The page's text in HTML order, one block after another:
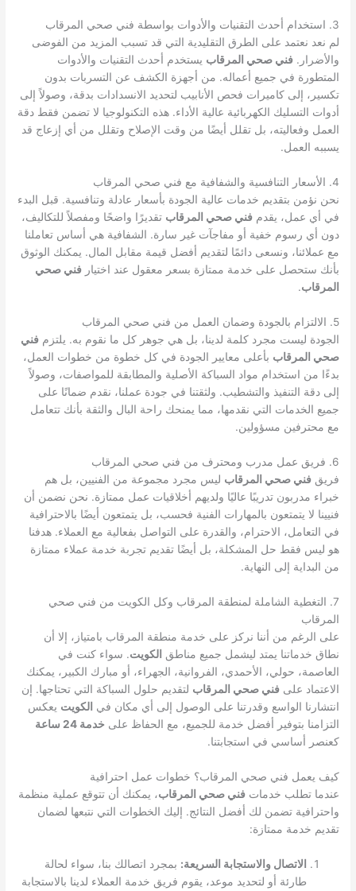
3. استخدام أحدث التقنيات والأدوات بواسطة فني صحي المرقاب
لم نعد نعتمد على الطرق التقليدية التي قد تسبب المزيد من الفوضى
والأضرار.فني صحي المرقاب يستخدم أحدث التقنيات والأدوات
المتطورة في جميع أعماله. من أجهزة الكشف عن التسربات بدون
تكسير، إلى كاميرات فحص الأنابيب لتحديد الانسدادات بدقة، وصولاً إلى
أدوات التسليك الكهربائية عالية الأداء. هذه التكنولوجيا لا تضمن فقط دقة
العمل وفعاليته، بل تقلل أيضًا من وقت الإصلاح وتقلل من أي إزعاج قد
يسببه العمل.
4. الأسعار التنافسية والشفافية مع فني صحي المرقاب
نحن نؤمن بتقديم خدمات عالية الجودة بأسعار عادلة وتنافسية. قبل البدء
في أي عمل، يقدمفني صحي المرقاب تقديرًا واضحًا ومفصلاً للتكاليف،
دون أي رسوم خفية أو مفاجآت غير سارة. الشفافية هي أساس تعاملنا
مع عملائنا، ونسعى دائمًا لتقديم أفضل قيمة مقابل المال. يمكنك الوثوق
بأنك ستحصل على خدمة ممتازة بسعر معقول عند اختيارفني صحي
المرقاب.
5. الالتزام بالجودة وضمان العمل من فني صحي المرقاب
الجودة ليست مجرد كلمة لدينا، بل هي جوهر كل ما نقوم به. يلتزمفني
صحي المرقاب بأعلى معايير الجودة في كل خطوة من خطوات العمل،
بدءًا من استخدام مواد السباكة الأصلية والمطابقة للمواصفات، وصولاً
إلى دقة التنفيذ والتشطيب. ولثقتنا في جودة عملنا، نقدم ضمانًا على
جميع الخدمات التي نقدمها، مما يمنحك راحة البال والثقة بأنك تتعامل
مع محترفين مسؤولين.
6. فريق عمل مدرب ومحترف من فني صحي المرقاب
فريقفني صحي المرقاب ليس مجرد مجموعة من الفنيين، بل هم
خبراء مدربون تدريبًا عاليًا ولديهم أخلاقيات عمل ممتازة. نحن نضمن أن
فنيينا لا يتمتعون بالمهارات الفنية فحسب، بل يتمتعون أيضًا بالاحترافية
في التعامل، الاحترام، والقدرة على التواصل بفعالية مع العملاء. هدفنا
هو ليس فقط حل المشكلة، بل أيضًا تقديم تجربة خدمة عملاء ممتازة
من البداية إلى النهاية.
7. التغطية الشاملة لمنطقة المرقاب وكل الكويت من فني صحي
المرقاب
على الرغم من أننا نركز على خدمة منطقة المرقاب بامتياز، إلا أن
نطاق خدماتنا يمتد ليشمل جميع مناطق الكويت. سواء كنت في
العاصمة، حولي، الأحمدي، الفروانية، الجهراء، أو مبارك الكبير، يمكنك
الاعتماد علىفني صحي المرقاب لتقديم حلول السباكة التي تحتاجها. إن
انتشارنا الواسع وقدرتنا على الوصول إلى أي مكان في الكويت يعكس
التزامنا بتوفير أفضل خدمة للجميع، مع الحفاظ على خدمة 24 ساعة
كعنصر أساسي في استجابتنا.
كيف يعمل فني صحي المرقاب؟ خطوات عمل احترافية
عندما تطلب خدماتفني صحي المرقاب، يمكنك أن تتوقع عملية منظمة
واحترافية تضمن لك أفضل النتائج. إليك الخطوات التي نتبعها لضمان
تقديم خدمة ممتازة:
الاتصال والاستجابة السريعة: بمجرد اتصالك بنا، سواء لحالة
طارئة أو لتحديد موعد، يقوم فريق خدمة العملاء لدينا بالاستجابة